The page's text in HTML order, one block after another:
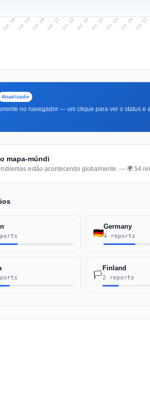
Jul 18Jul 19 Jul 20 Jul 21 Jul 22 Jul 23 Jul 24 Jul 25 Jul 26Jul 27
Atualizado
no navegador — um clique para ver o status e
mapa-múndi
estão acontecendo globalmente. — 🌍 54
Germany
4 reports
🏳️
Finland
2 reports